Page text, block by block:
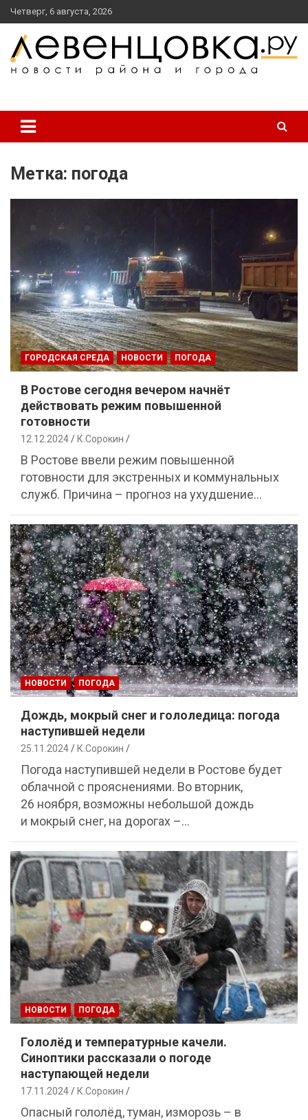
перейти
к
содержанию
Четверг, 6 августа, 2026
Метка: погода
ГОРОДСКАЯ СРЕДА НОВОСТИ ПОГОДА
В Ростове сегодня вечером начнёт
действовать режим повышенной
готовности
12.12.2024 К.Сорокин
В Ростове ввели режим повышенной
готовности для экстренных и коммунальных
служб. Причина – прогноз на ухудшение…
НОВОСТИ ПОГОДА
Дождь, мокрый снег и гололедица: погода
наступившей недели
25.11.2024 К.Сорокин
Погода наступившей недели в Ростове будет
облачной с прояснениями. Во вторник,
26 ноября, возможны небольшой дождь
и мокрый снег, на дорогах –…
НОВОСТИ ПОГОДА
Гололёд и температурные качели.
Синоптики рассказали о погоде
наступающей недели
17.11.2024 К.Сорокин
Опасный гололёд, туман, изморозь – в